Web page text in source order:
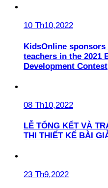
10 Th10,2022
KidsOnline
teachers in the 2021
Development Contest
08 Th10,2022
LỄ TỔNG KẾT VÀ
THI THIẾT KẾ BÀI
23 Th9,2022